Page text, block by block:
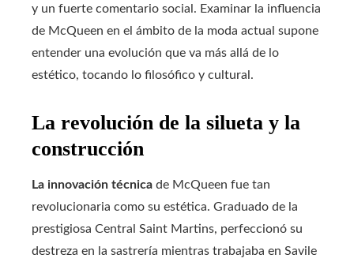
y un fuerte comentario social. Examinar la influencia
de McQueen en el ámbito de la moda actual supone
entender una evolución que va más allá de lo
estético, tocando lo filosófico y cultural.
La revolución de la silueta y la
construcción
La innovación técnica de McQueen fue tan
revolucionaria como su estética. Graduado de la
prestigiosa Central Saint Martins, perfeccionó su
destreza en la sastrería mientras trabajaba en Savile